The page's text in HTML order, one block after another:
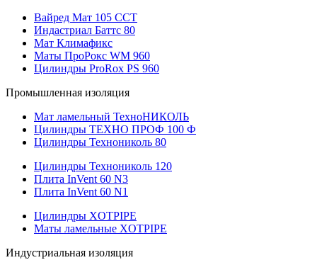
Вайред Мат 105 ССТ
Индастриал Баттс 80
Мат Климафикс
Маты ПроРокс WM 960
Цилиндры ProRox PS 960
Промышленная изоляция
Мат ламельный ТехноНИКОЛЬ
Цилиндры ТЕХНО ПРОФ 100 Ф
Цилиндры Технониколь 80
Цилиндры Технониколь 120
Плита InVent 60 N3
Плита InVent 60 N1
Цилиндры XOTPIPE
Маты ламельные XOTPIPE
Индустриальная изоляция